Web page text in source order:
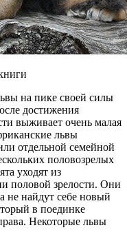
на пике своей силы
достижения
выживает очень малая
львы
отдельной семейной
половозрелых
уходят из
половой зрелости. Они
не найдут себе новый
в поединке
Некоторые львы